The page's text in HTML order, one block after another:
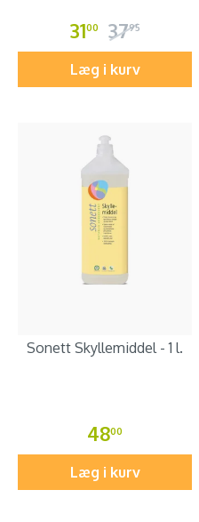
3100 3795
Læg i kurv
Sonett Skyllemiddel - 1 l.
4800
Læg i kurv